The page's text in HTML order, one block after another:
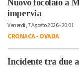
Nuovo focolaio a
impervia
Venerdì, 7 Agosto 2026 - 20:01
CRONACA-OVADA
Incidente tra due